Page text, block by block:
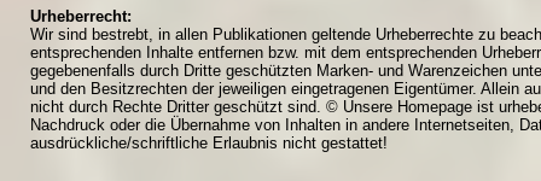
Urheberrecht:
Wir sind bestrebt, in allen Publikationen geltende Urheberrechte zu
entsprechenden Inhalte entfernen bzw. mit dem entsprechenden
gegebenenfalls durch Dritte geschützten Marken- und Warenzeichen
und den Besitzrechten der jeweiligen eingetragenen Eigentümer. Allein
nicht durch Rechte Dritter geschützt sind. © Unsere Homepage ist
Nachdruck oder die Übernahme von Inhalten in andere Internetseiten,
ausdrückliche/schriftliche Erlaubnis nicht gestattet!